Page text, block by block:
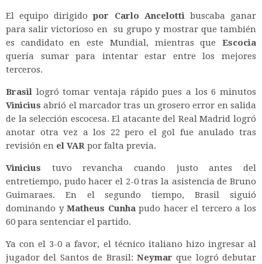
El equipo dirigidopor Carlo Ancelottibuscaba ganar
para salir victorioso en su grupo y mostrar que también
es candidato en este Mundial, mientras que Escocia
quería sumar para intentar estar entre los mejores
terceros.
Brasil logró tomar ventaja rápido pues a los 6 minutos
Vinicius abrió el marcador tras un grosero error en salida
de la selección escocesa. El atacante del Real Madrid logró
anotar otra vez a los 22 pero el gol fue anulado tras
revisión en el VAR por falta previa.
Vinicius tuvo revancha cuando justo antes del
entretiempo, pudo hacer el 2-0 tras la asistencia de Bruno
Guimaraes. En el segundo tiempo, Brasil siguió
dominando yMatheus Cunhapudo hacer el tercero a los
60 para sentenciar el partido.
Ya con el 3-0 a favor, el técnico italiano hizo ingresar al
jugador del Santos de Brasil: Neymarque logró debutar